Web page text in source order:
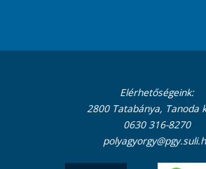
Elérhetőségeink:
2800 Tatabánya, Tanoda
0630 316-8270